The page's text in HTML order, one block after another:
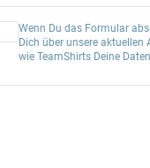
Wenn Du das Formular
Dich über unsere
wie TeamShirts Deine